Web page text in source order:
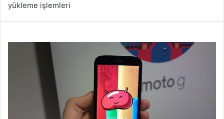
yükleme işlemleri